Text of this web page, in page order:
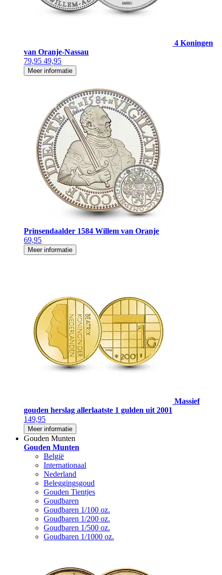
4 Koningen
van Oranje-Nassau
79,95 49,95
Meer informatie
Prinsendaalder 1584 Willem van Oranje
69,95
Meer informatie
Massief
gouden herslag allerlaatste 1 gulden uit 2001
149,95
Meer informatie
Gouden Munten
Gouden Munten
België
Internationaal
Nederland
Beleggingsgoud
Gouden Tientjes
Goudbaren
Goudbaren 1/100 oz.
Goudbaren 1/200 oz.
Goudbaren 1/500 oz.
Goudbaren 1/1000 oz.